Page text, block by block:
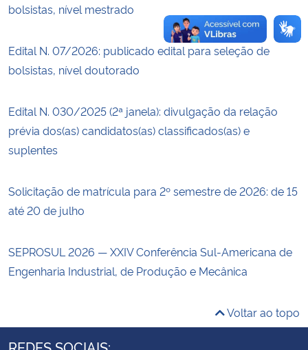
bolsistas, nível mestrado
Edital N. 07/2026: publicado edital para seleção de
bolsistas, nível doutorado
Edital N. 030/2025 (2ª janela): divulgação da relação
prévia dos(as) candidatos(as) classificados(as) e
suplentes
Solicitação de matrícula para 2º semestre de 2026: de 15
até 20 de julho
SEPROSUL 2026 — XXIV Conferência Sul-Americana de
Engenharia Industrial, de Produção e Mecânica
Voltar ao topo